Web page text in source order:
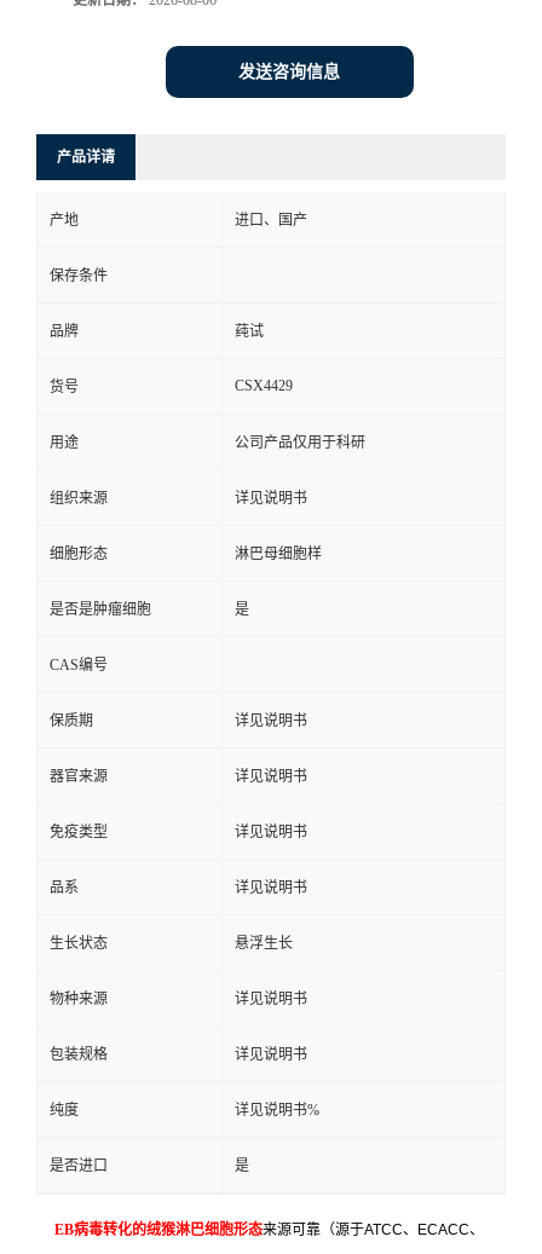
发送咨询信息
产品详请
产地 进口、国产
保存条件
品牌 莼试
货号 CSX4429
用途 公司产品仅用于科研
组织来源 详见说明书
细胞形态 淋巴母细胞样
是否是肿瘤细胞 是
CAS编号
保质期 详见说明书
器官来源 详见说明书
免疫类型 详见说明书
品系 详见说明书
生长状态 悬浮生长
物种来源 详见说明书
包装规格 详见说明书
纯度 详见说明书%
是否进口 是
EB病毒转化的绒猴淋巴细胞形态来源可靠（源于ATCC、 ECACC、